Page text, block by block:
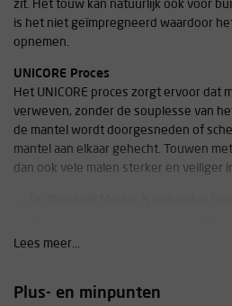
zit. Het touw kan natuurlijk ook voor
is het niet geïmpregneerd waardoor
opnemen.
UNICORE Proces
Het UNICORE proces zorgt ervoor dat
verweven, zonder de souplesse van
de mantel wordt doorgesneden of
mantel aan elkaar gehecht. Touwen
dan ook vele malen sterker en veiliger
gebruik)
welk jaar dit touw is geproduceerd
Lees meer...
Plus- en minpunten